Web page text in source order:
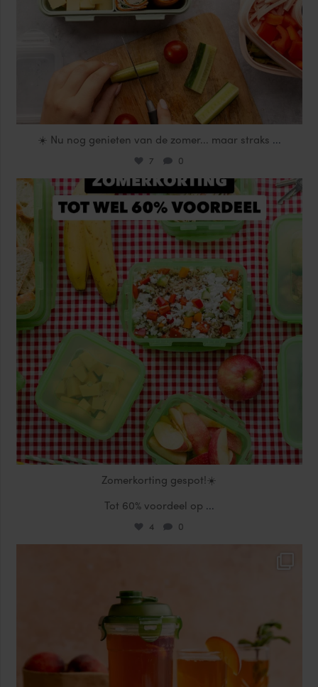
☀️ Nu nog genieten van de zomer... maar straks ...
7 0
locklocknl
Jul 25
Zomerkorting gespot!☀️
Tot 60% voordeel op ...
4 0